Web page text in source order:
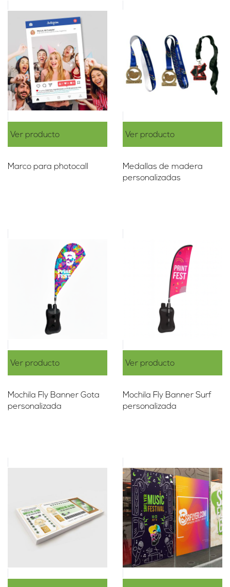
Ver producto
Marco para photocall
Ver producto
Medallas de madera
personalizadas
Ver producto
Mochila Fly Banner Gota
personalizada
Ver producto
Mochila Fly Banner Surf
personalizada